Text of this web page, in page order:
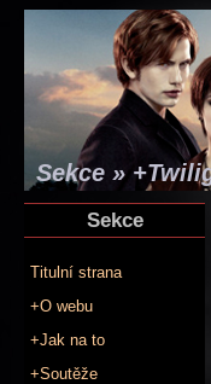
Sekce »
Sekce
Titulní strana
+O webu
+Jak na to
+Soutěže